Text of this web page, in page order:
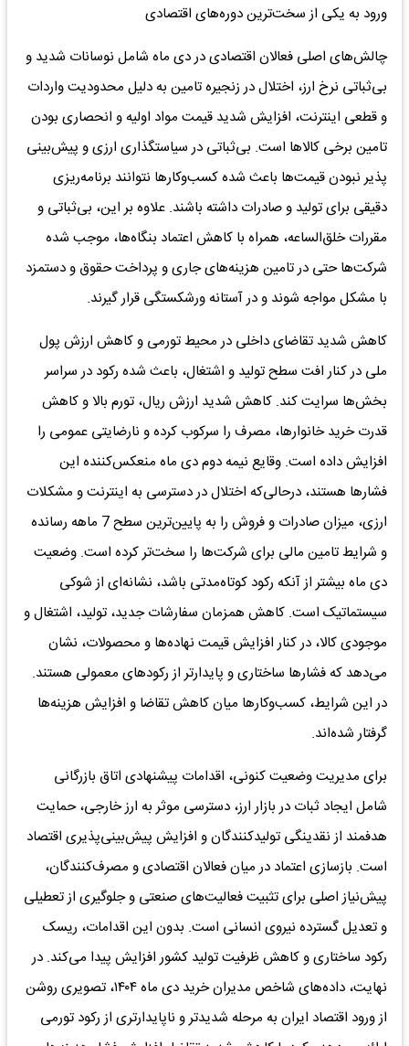
ورود به یکی از سخت‌ترین دوره‌های اقتصادی
چالش‌های اصلی فعالان اقتصادی در دی ماه شامل نوسانات شدید و
بی‌ثباتی نرخ ارز، اختلال در زنجیره تامین به دلیل محدودیت واردات
و قطعی اینترنت، افزایش شدید قیمت مواد اولیه و انحصاری بودن
تامین برخی کالاها است. بی‌ثباتی در سیاستگذاری ارزی و پیش‌بینی
پذیر نبودن قیمت‌ها باعث شده کسب‌وکارها نتوانند برنامه‌ریزی
دقیقی برای تولید و صادرات داشته باشند. علاوه بر این، بی‌ثباتی و
مقررات خلق‌الساعه، همراه با کاهش اعتماد بنگاه‌ها، موجب شده
شرکت‌ها حتی در تامین هزینه‌های جاری و پرداخت حقوق و دستمزد
با مشکل مواجه شوند و در آستانه ورشکستگی قرار گیرند.
کاهش شدید تقاضای داخلی در محیط تورمی و کاهش ارزش پول
ملی در کنار افت سطح تولید و اشتغال،‌ باعث شده رکود در سراسر
بخش‌ها سرایت کند. کاهش شدید ارزش ریال، تورم بالا و کاهش
قدرت خرید خانوارها، مصرف را سرکوب کرده و نارضایتی عمومی را
افزایش داده است. وقایع نیمه دوم دی ماه منعکس‌کننده این
فشارها هستند، درحالی‌که اختلال در دسترسی به اینترنت و مشکلات
ارزی، میزان صادرات و فروش را به پایین‌ترین سطح 7 ماهه رسانده
و شرایط تامین مالی برای شرکت‌ها را سخت‌تر کرده است. وضعیت
دی ماه بیشتر از آنکه رکود کوتاه‌مدتی باشد، نشانه‌ای از شوکی
سیستماتیک است. کاهش همزمان سفارشات جدید، تولید، اشتغال و
موجودی کالا، در کنار افزایش قیمت نهاده‌ها و محصولات، نشان
می‌دهد که فشارها ساختاری و پایدارتر از رکودهای معمولی هستند.
در این شرایط، کسب‌وکارها میان کاهش تقاضا و افزایش هزینه‌ها
گرفتار شده‌اند.
برای مدیریت وضعیت کنونی، اقدامات پیشنهادی اتاق بازرگانی
شامل ایجاد ثبات در بازار ارز، دسترسی موثر به ارز خارجی، حمایت
هدفمند از نقدینگی تولیدکنندگان و افزایش پیش‌بینی‌پذیری اقتصاد
است. بازسازی اعتماد در میان فعالان اقتصادی و مصرف‌کنندگان،
پیش‌نیاز اصلی برای تثبیت فعالیت‌های صنعتی و جلوگیری از تعطیلی
و تعدیل گسترده نیروی انسانی است. بدون این اقدامات، ریسک
رکود ساختاری و کاهش ظرفیت تولید کشور افزایش پیدا می‌کند. در
نهایت، داده‌های شاخص مدیران خرید دی ماه ۱۴۰۴، تصویری روشن
از ورود اقتصاد ایران به مرحله شدیدتر و ناپایدارتری از رکود تورمی